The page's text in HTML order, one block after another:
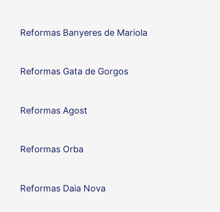
Reformas Banyeres de Mariola
Reformas Gata de Gorgos
Reformas Agost
Reformas Orba
Reformas Daia Nova